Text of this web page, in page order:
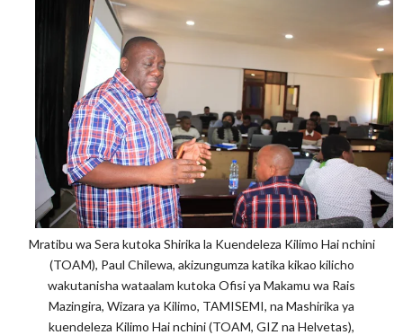
OKULY BLOG
TBS Yaendelea Kutoa Elimu Ya
OSCAR ASSENGA-Aug 08 2026
WAZIRI SANGU AZITAKA
OSCAR ASSENGA -Aug 08 2026
Mratibu wa Sera kutoka Shirika la Kuendeleza Kilimo Hai nchini
(TOAM), Paul Chilewa, akizungumza katika kikao kilicho
wakutanisha wataalam kutoka Ofisi ya Makamu wa Rais
Mazingira, Wizara ya Kilimo, TAMISEMI, na Mashirika ya
kuendeleza Kilimo Hai nchini (TOAM, GIZ na Helvetas),